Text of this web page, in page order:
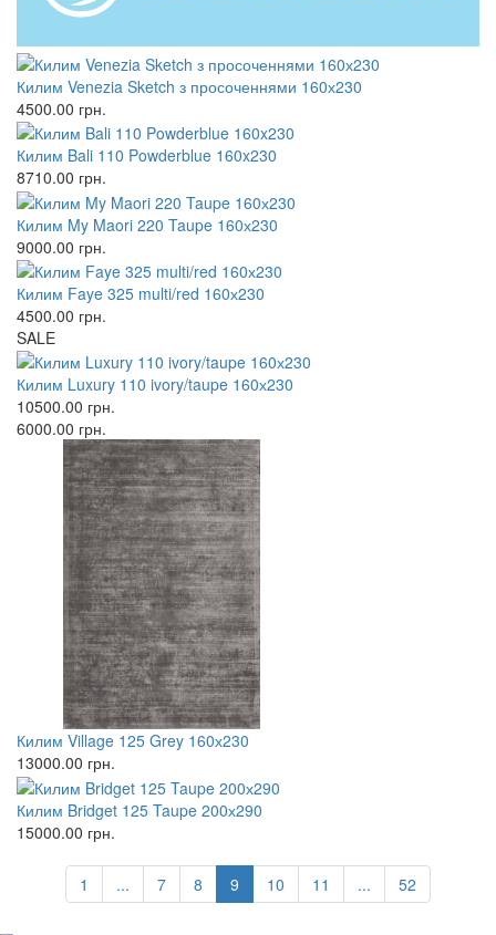
Килим Venezia Sketch з просоченнями 160х230
4500.00 грн.
Килим Bali 110 Powderblue 160x230
8710.00 грн.
Килим My Maori 220 Taupe 160х230
9000.00 грн.
Килим Faye 325 multi/red 160х230
4500.00 грн.
SALE
Килим Luxury 110 ivory/taupe 160х230
10500.00 грн.
6000.00 грн.
Килим Village 125 Grey 160х230
13000.00 грн.
Килим Bridget 125 Taupe 200х290
15000.00 грн.
1 ... 7 8 9 10 11 ... 52